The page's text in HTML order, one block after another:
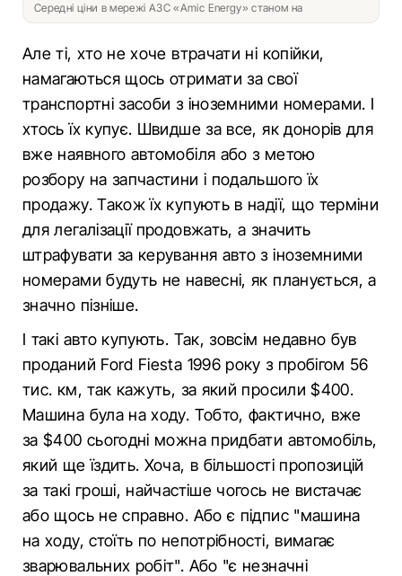
Середні ціни в мережі АЗС «Amic Energy» станом на
Але ті, хто не хоче втрачати ні копійки,
намагаються щось отримати за свої
транспортні засоби з іноземними номерами. І
хтось їх купує. Швидше за все, як донорів для
вже наявного автомобіля або з метою
розбору на запчастини і подальшого їх
продажу. Також їх купують в надії, що терміни
для легалізації продовжать, а значить
штрафувати за керування авто з іноземними
номерами будуть не навесні, як планується, а
значно пізніше.
І такі авто купують. Так, зовсім недавно був
проданий Ford Fiesta 1996 року з пробігом 56
тис. км, так кажуть, за який просили $400.
Машина була на ходу. Тобто, фактично, вже
за $400 сьогодні можна придбати автомобіль,
який ще їздить. Хоча, в більшості пропозицій
за такі гроші, найчастіше чогось не вистачає
або щось не справно. Або є підпис "машина
на ходу, стоїть по непотрібності, вимагає
зварювальних робіт". Або "є незначні